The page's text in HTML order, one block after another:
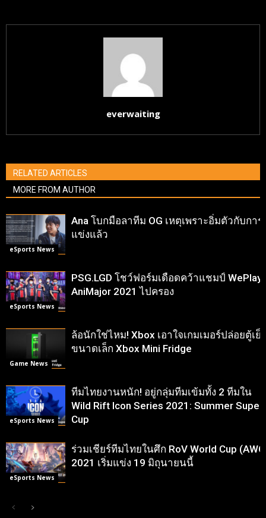
everwaiting
RELATED ARTICLES
MORE FROM AUTHOR
eSports News
Ana โบกมือลาทีม OG เหตุเพราะอิ่มตัวกับการ
แข่งแล้ว
eSports News
PSG.LGD โชว์ฟอร์มเดือดคว้าแชมป์ WePlay
AniMajor 2021 ไปครอง
Game News
ล้อนักใช่ไหม! Xbox เอาใจเกมเมอร์ปล่อยตู้เย็
ขนาดเล็ก Xbox Mini Fridge
eSports News
ทีมไทยงานหนัก! อยู่กลุ่มทีมเข้มทั้ง 2 ทีมใน
Wild Rift Icon Series 2021: Summer Super
Cup
eSports News
ร่วมเชียร์ทีมไทยในศึก RoV World Cup
2021 เริ่มแข่ง 19 มิถุนายนนี้